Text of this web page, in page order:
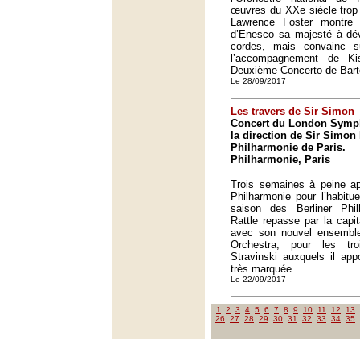
œuvres du XXe siècle trop
Lawrence Foster
d’Enesco sa majesté à
cordes, mais convainc
l’accompagnement de
Deuxième Concerto de
Le 28/09/2017
Les travers de Sir Simon
Concert du London
la direction de Sir Simon
Philharmonie de Paris.
Philharmonie, Paris
Trois semaines à peine
Philharmonie pour
saison des Berliner
Rattle repasse par la
avec son nouvel
Orchestra, pour les
Stravinski auxquels il
très marquée.
Le 22/09/2017
1 2 3 4 5 6 7 8 9 10 11 12
13
26
27 28 29 30 31 32 33 34 35